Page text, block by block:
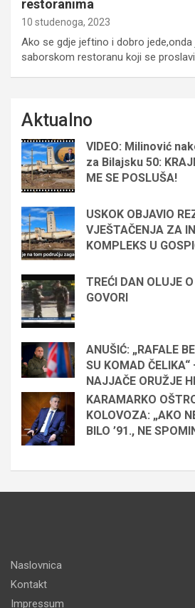
restoranima
10 studenoga, 2023
Ako se gdje jeftino i dobro
saborskom restoranu koji se
Aktualno
VIDEO: Milinović
za Bilajsku 50:
ME SE POSLUŠA!
USKOK OBJAVIO
VJEŠTAČENJA ZA
KOMPLEKS U
TREĆI DAN OLUJE
GOVORI
ANUŠIĆ: „RAFALE
SU KOMAD ČELIKA“
NAJJAČE ORUŽJE
KARAMARKO
KOLOVOZA: „AKO
BILO ’91., NE
Naslovnica
Kontakt
Impressum